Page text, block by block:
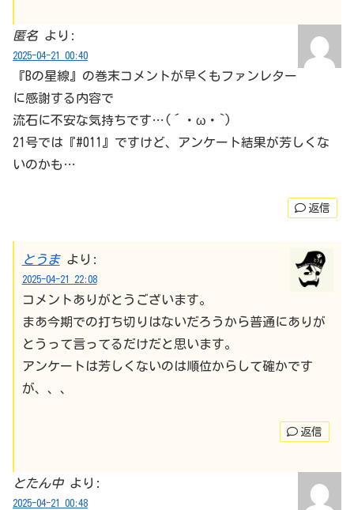
匿名 より:
2025-04-21 00:40
『Bの星線』の巻末コメントが早くもファンレター
に感謝する内容で
流石に不安な気持ちです…(´・ω・`)
21号では『#011』ですけど、アンケート結果が芳しくな
いのかも…
返信
とうま より:
2025-04-21 22:08
コメントありがとうございます。
まあ今期での打ち切りはないだろうから普通にありが
とうって言ってるだけだと思います。
アンケートは芳しくないのは順位からして確かです
が、、、
返信
とたん中 より:
2025-04-21 00:48